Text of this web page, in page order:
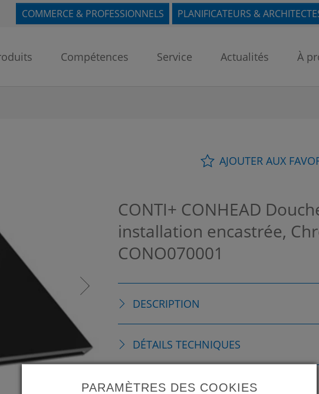
COMMERCE & PROFESSIONNELS PLANIFICATEURS &
Compétences Service Actualités À
AJOUTER AUX
CONTI+ CONHEAD
installation encastrée,
CONO070001
DESCRIPTION
DÉTAILS TECHNIQUES
TÉLÉCHARGEMENTS
PARAMÈTRES DES COOKIES